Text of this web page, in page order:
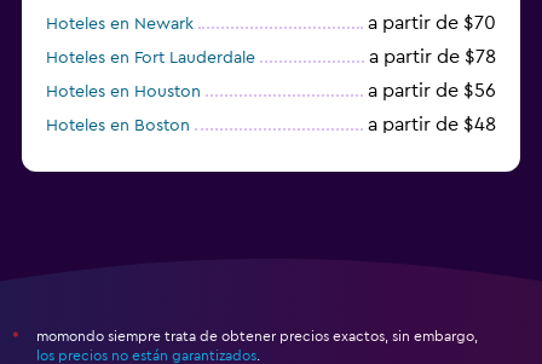
Hoteles en Newark a partir de $70
Hoteles en Fort Lauderdale a partir de $78
Hoteles en Houston a partir de $56
Hoteles en Boston a partir de $48
*
momondo siempre trata de obtener precios exactos, sin embargo,
los precios no están garantizados